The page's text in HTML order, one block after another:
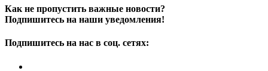
Как не пропустить важные новости?
Подпишитесь на наши уведомления!
Подпишитесь на нас в соц. сетях: